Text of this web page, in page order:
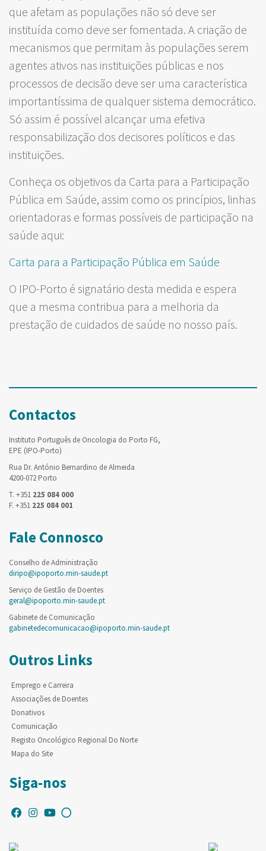
que afetam as populações não só deve ser
instituída como deve ser fomentada. A criação de
mecanismos que permitam às populações serem
agentes ativos nas instituições públicas e nos
processos de decisão deve ser uma característica
importantíssima de qualquer sistema democrático.
Só assim é possível alcançar uma efetiva
responsabilização dos decisores políticos e das
instituições.
Conheça os objetivos da Carta para a Participação
Pública em Saúde, assim como os princípios, linhas
orientadoras e formas possíveis de participação na
saúde aqui:
Carta para a Participação Pública em Saúde
O IPO-Porto é signatário desta medida e espera
que a mesma contribua para a melhoria da
prestação de cuidados de saúde no nosso país.
Contactos
Instituto Português de Oncologia do Porto FG,
EPE (IPO-Porto)
Rua Dr. António Bernardino de Almeida
4200-072 Porto
T. +351 225 084 000
F. +351 225 084 001
Fale Connosco
Conselho de Administração
diripo@ipoporto.min-saude.pt
Serviço de Gestão de Doentes
geral@ipoporto.min-saude.pt
Gabinete de Comunicação
gabinetedecomunicacao@ipoporto.min-saude.pt
Outros Links
Emprego e Carreira
Associações de Doentes
Donativos
Comunicação
Registo Oncológico Regional Do Norte
Mapa do Site
Siga-nos